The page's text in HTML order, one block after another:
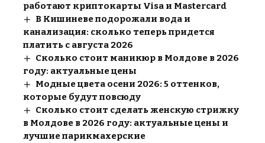
работают криптокарты Visa и Mastercard
В Кишиневе подорожали вода и
канализация: сколько теперь придется
платить с августа 2026
Сколько стоит маникюр в Молдове в 2026
году: актуальные цены
Модные цвета осени 2026: 5 оттенков,
которые будут повсюду
Сколько стоит сделать женскую стрижку
в Молдове в 2026 году: актуальные цены и
лучшие парикмахерские